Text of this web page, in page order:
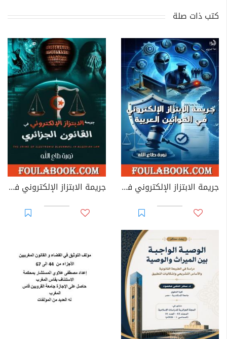
كتب ذات صلة
جريمة الابتزاز الإلكتروني في القوانين العربية جريمة الابتزاز الإلكتروني في القانون الجزائري